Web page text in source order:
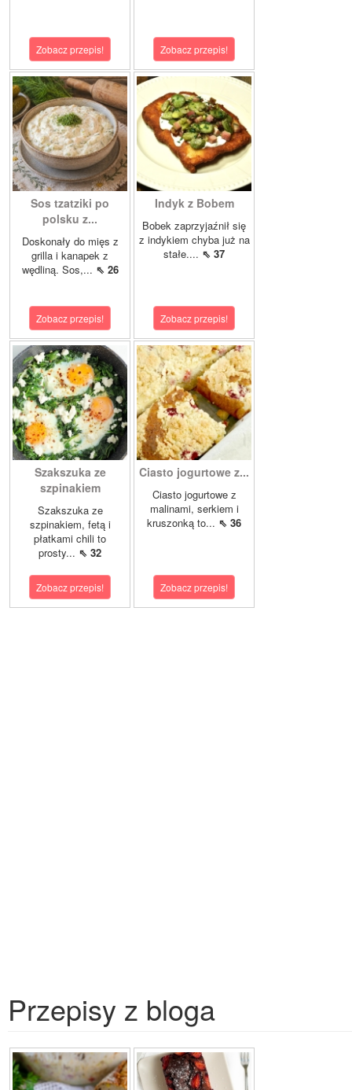
Zobacz przepis! Zobacz przepis!
Sos tzatziki po
polsku z...
Doskonały do mięs z
grilla i kanapek z
wędliną. Sos,... ⇖ 26
Zobacz przepis!
Indyk z Bobem
Bobek zaprzyjaźnił się
z indykiem chyba już na
stałe.... ⇖ 37
Zobacz przepis!
Szakszuka ze
szpinakiem
Szakszuka ze
szpinakiem, fetą i
płatkami chili to
prosty... ⇖ 32
Zobacz przepis!
Ciasto jogurtowe z...
Ciasto jogurtowe z
malinami, serkiem i
kruszonką to... ⇖ 36
Zobacz przepis!
Przepisy z bloga